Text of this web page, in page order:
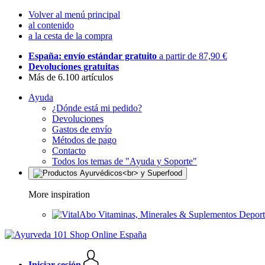
Volver al menú principal
al contenido
a la cesta de la compra
España: envío estándar gratuito a partir de 87,90 €
Devoluciones gratuitas
Más de 6.100 artículos
Ayuda
¿Dónde está mi pedido?
Devoluciones
Gastos de envío
Métodos de pago
Contacto
Todos los temas de "Ayuda y Soporte"
More inspiration
Vitaminas, Minerales & Suplementos